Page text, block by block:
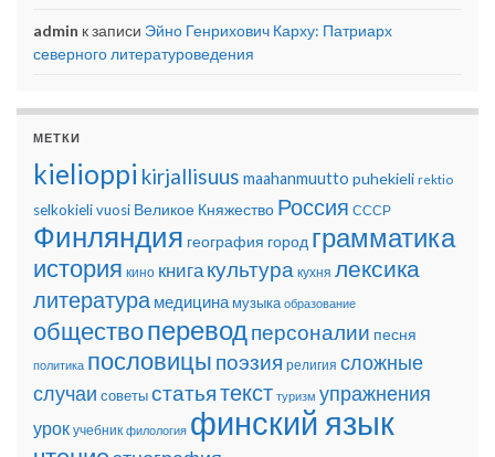
admin к записи Эйно Генрихович Карху: Патриарх
северного литературоведения
МЕТКИ
kielioppi kirjallisuus maahanmuutto puhekieli rektio
selkokielivuosi Великое Княжество Россия СССР
Финляндия география город грамматика
история кино книгакультура кухня лексика
литература медицина музыка образование
обществопереводперсоналии песня
политика пословицы поэзия религия сложные
случаи советыстатьятекст туризм упражнения
урок учебник филология финский язык